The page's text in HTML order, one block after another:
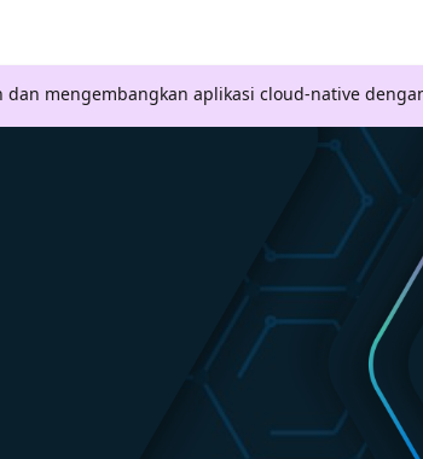
dan mengembangkan aplikasi cloud-native